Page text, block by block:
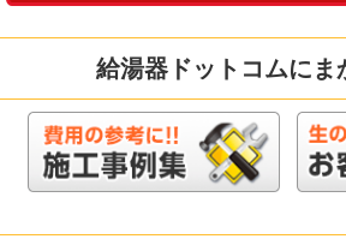
給湯器ドットコムにま